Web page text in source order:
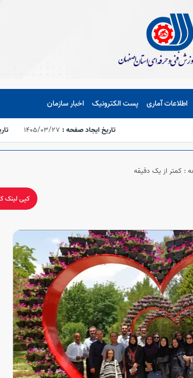
اطلاعات آماری پست الکترونیک اخبار سازمان
تاریخ ایجاد صفحه : 1405/03/27
: کمتر از یک دقیقه
کپی لینک